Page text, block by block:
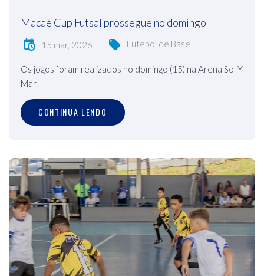
Macaé Cup Futsal prossegue no domingo
15 mar, 2026 Futebol de Base
Os jogos foram realizados no domingo (15) na Arena Sol Y
Mar
CONTINUA LENDO